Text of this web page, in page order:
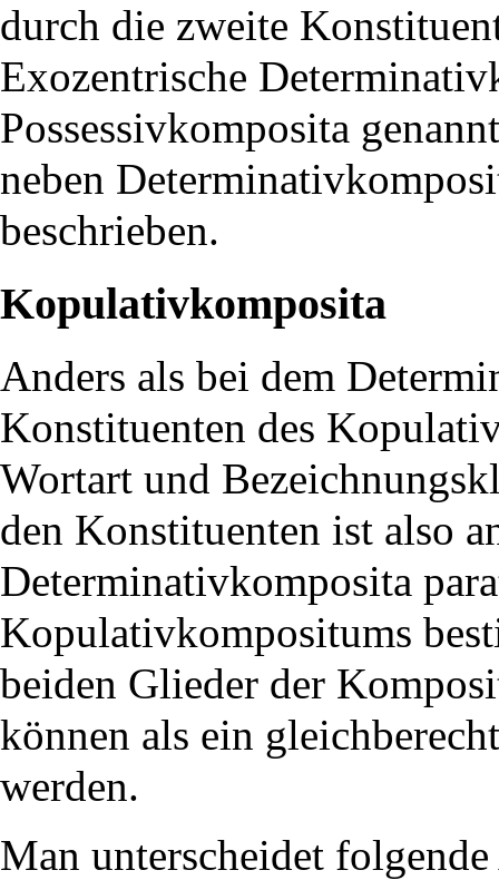
durch die zweite
Exozentrische
Possessivkomposita
neben
beschrieben.
Kopulativkomposita
Anders als bei dem
Konstituenten des
Wortart und
den Konstituenten ist also
Determinativkomposita
Kopulativkompositums
beiden Glieder der
können als ein
werden.
Man unterscheidet